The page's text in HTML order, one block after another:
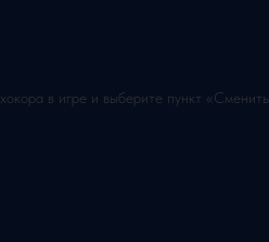
в игре и выберите пункт «Сменить